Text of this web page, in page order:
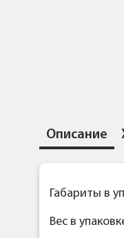
Описание
Габариты в
Вес в